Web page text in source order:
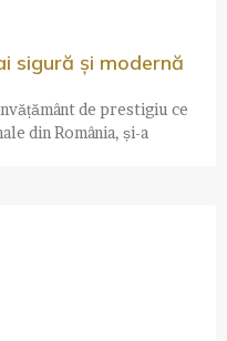
sigură și modernă
de prestigiu ce
din România, și-a